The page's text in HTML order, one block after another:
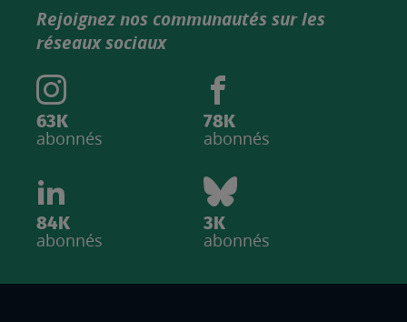
Rejoignez nos communautés sur les
réseaux sociaux
63K
abonnés
78K
abonnés
84K
abonnés
3K
abonnés